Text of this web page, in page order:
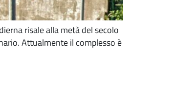
risale alla metà del secolo
Attualmente il complesso è